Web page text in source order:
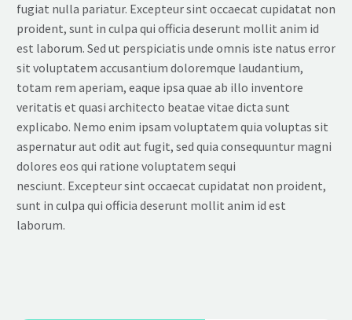
fugiat nulla pariatur. Excepteur sint occaecat cupidatat non
proident, sunt in culpa qui officia deserunt mollit anim id
est laborum. Sed ut perspiciatis unde omnis iste natus error
sit voluptatem accusantium doloremque laudantium,
totam rem aperiam, eaque ipsa quae ab illo inventore
veritatis et quasi architecto beatae vitae dicta sunt
explicabo. Nemo enim ipsam voluptatem quia voluptas sit
aspernatur aut odit aut fugit, sed quia consequuntur magni
dolores eos qui ratione voluptatem sequi
nesciunt. Excepteur sint occaecat cupidatat non proident,
sunt in culpa qui officia deserunt mollit anim id est
laborum.